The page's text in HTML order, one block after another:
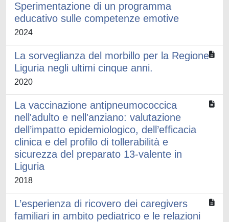
Sperimentazione di un programma
educativo sulle competenze emotive
2024
La sorveglianza del morbillo per la Regione
Liguria negli ultimi cinque anni.
2020
La vaccinazione antipneumococcica
nell'adulto e nell'anziano: valutazione
dell’impatto epidemiologico, dell’efficacia
clinica e del profilo di tollerabilità e
sicurezza del preparato 13-valente in
Liguria
2018
L’esperienza di ricovero dei caregivers
familiari in ambito pediatrico e le relazioni